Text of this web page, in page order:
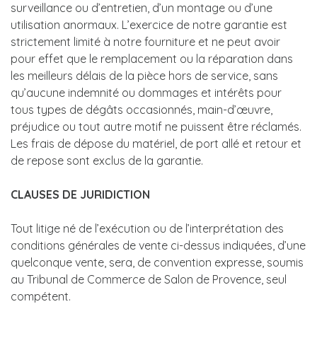
surveillance ou d’entretien, d’un montage ou d’une
utilisation anormaux. L’exercice de notre garantie est
strictement limité à notre fourniture et ne peut avoir
pour effet que le remplacement ou la réparation dans
les meilleurs délais de la pièce hors de service, sans
qu’aucune indemnité ou dommages et intérêts pour
tous types de dégâts occasionnés, main-d’œuvre,
préjudice ou tout autre motif ne puissent être réclamés.
Les frais de dépose du matériel, de port allé et retour et
de repose sont exclus de la garantie.
CLAUSES DE JURIDICTION
Tout litige né de l’exécution ou de l’interprétation des
conditions générales de vente ci-dessus indiquées, d’une
quelconque vente, sera, de convention expresse, soumis
au Tribunal de Commerce de Salon de Provence, seul
compétent.